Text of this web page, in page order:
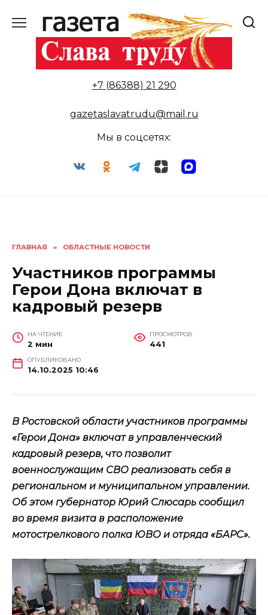
содержанию
+7 (86388) 21 290
gazetaslavatrudu@mail.ru
Мы в соцсетях:
ГЛАВНАЯ » ОБЛАСТНЫЕ НОВОСТИ
Участников программы
Герои Дона включат в
кадровый резерв
НА ЧТЕНИЕ
2 мин
ПРОСМОТРОВ
441
ОПУБЛИКОВАНО
14.10.2025 10:46
В Ростовской области участников программы
«Герои Дона» включат в управленческий
кадровый резерв, что позволит
военнослужащим СВО реализовать себя в
региональном и муниципальном управлении.
Об этом губернатор Юрий Слюсарь сообщил
во время визита в расположение
мотострелкового полка ЮВО и отряда «БАРС».